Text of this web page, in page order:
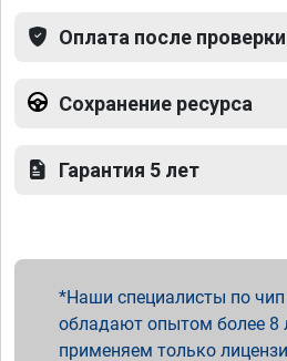
Оплата после проверки
Сохранение ресурса
Гарантия 5 лет
Наши специалисты по
обладают опытом более 8
применяем только